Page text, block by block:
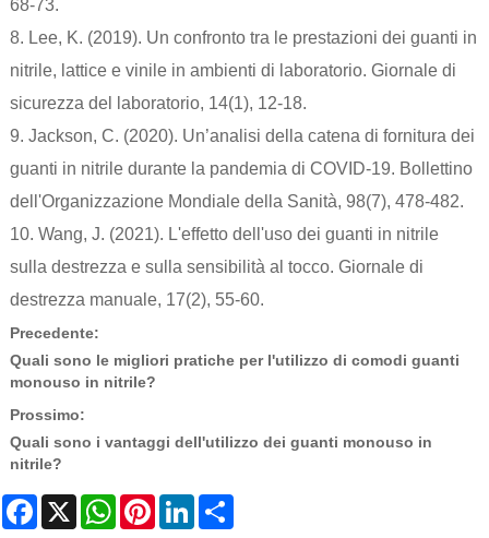
68-73.
8. Lee, K. (2019). Un confronto tra le prestazioni dei guanti in
nitrile, lattice e vinile in ambienti di laboratorio. Giornale di
sicurezza del laboratorio, 14(1), 12-18.
9. Jackson, C. (2020). Un’analisi della catena di fornitura dei
guanti in nitrile durante la pandemia di COVID-19. Bollettino
dell'Organizzazione Mondiale della Sanità, 98(7), 478-482.
10. Wang, J. (2021). L'effetto dell'uso dei guanti in nitrile
sulla destrezza e sulla sensibilità al tocco. Giornale di
destrezza manuale, 17(2), 55-60.
Precedente:
Quali sono le migliori pratiche per l'utilizzo di comodi guanti
monouso in nitrile?
Prossimo:
Quali sono i vantaggi dell'utilizzo dei guanti monouso in
nitrile?
Facebook
X WhatsAppPinterestLinkedIn